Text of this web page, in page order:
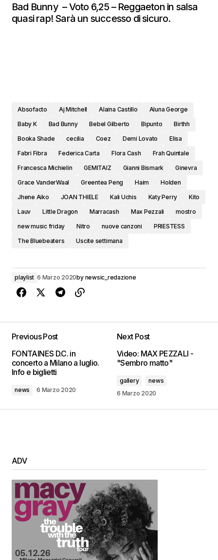
Bad Bunny – Voto 6,25 – Reggaeton in salsa
quasi rap! Sarà un successo di sicuro.
Absofacto Aj Mitchell Alaina Castillo
Aluna George
Baby K
Bad Bunny Bebel Gilberto Bipunto
Birthh
Booka Shade
cecilia Coez Demi Lovato
Elisa
Fabri Fibra
Federica Carta Flora Cash
Frah Quintale
Francesca Michielin
GEMITAIZ Gianni Bismark
Ginevra
Grace VanderWaal
Greentea Peng Haim
Holden
Jhene Aiko
JOAN THIELE Kali Uchis Katy Perry
Kito
Lauv
Little Dragon Marracash Max Pezzali
mostro
new music friday
Nitro nuove canzoni
PRIESTESS
The Bluebeaters
Uscite settimana
playlist 6 Marzo 2020by newsic_redazione
Previous Post
FONTAINES D.C. in
concerto a Milano a luglio.
Info e biglietti
news 6 Marzo 2020
Next Post
Video: MAX PEZZALI -
"Sembro matto"
gallery
news
6 Marzo 2020
ADV